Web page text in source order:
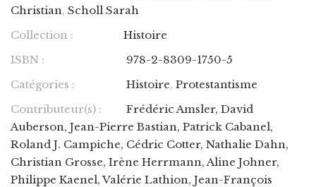
Christian, Scholl Sarah
Collection :
Histoire
ISBN :
978-2-8309-1750-5
Catégories :
Histoire, Protestantisme
Contributeur(s) :
Frédéric Amsler, David
Auberson, Jean-Pierre Bastian, Patrick Cabanel,
Roland J. Campiche, Cédric Cotter, Nathalie Dahn,
Christian Grosse, Irène Herrmann, Aline Johner,
Philippe Kaenel, Valérie Lathion, Jean-François